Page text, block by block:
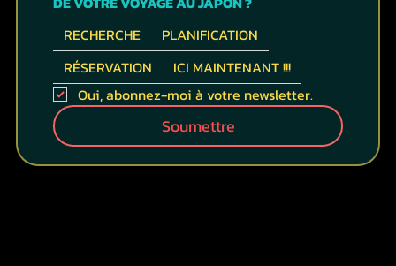
RECHERCHE
PLANIFICATION
RÉSERVATION
ICI MAINTENANT !!!
Oui, abonnez-moi à votre newsletter.
Soumettre